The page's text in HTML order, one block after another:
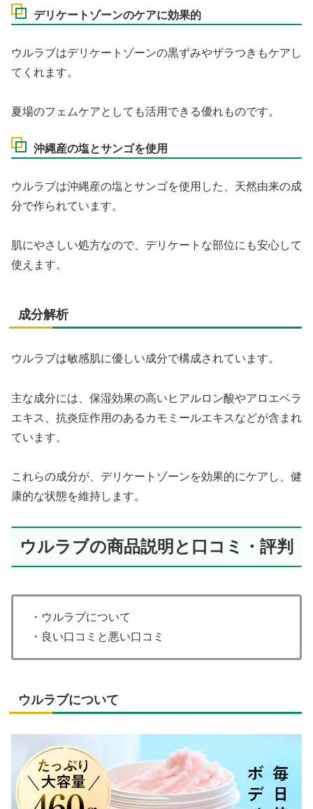
デリケートゾーンのケアに効果的
ウルラブはデリケートゾーンの黒ずみやザラつきもケアし
てくれます。
夏場のフェムケアとしても活用できる優れものです。
沖縄産の塩とサンゴを使用
ウルラブは沖縄産の塩とサンゴを使用した、天然由来の成
分で作られています。
肌にやさしい処方なので、デリケートな部位にも安心して
使えます。
成分解析
ウルラブは敏感肌に優しい成分で構成されています。
主な成分には、保湿効果の高いヒアルロン酸やアロエベラ
エキス、抗炎症作用のあるカモミールエキスなどが含まれ
ています。
これらの成分が、デリケートゾーンを効果的にケアし、健
康的な状態を維持します。
ウルラブの商品説明と口コミ・評判
・ウルラブについて
・良い口コミと悪い口コミ
ウルラブについて